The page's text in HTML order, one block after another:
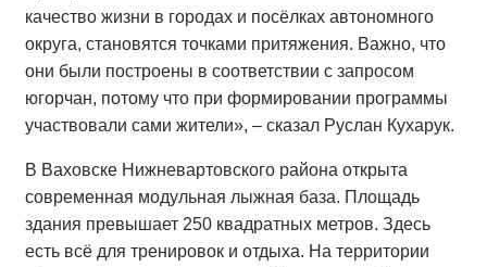
качество жизни в городах и посёлках автономного
округа, становятся точками притяжения. Важно, что
они были построены в соответствии с запросом
югорчан, потому что при формировании программы
участвовали сами жители», – сказал Руслан Кухарук.
В Ваховске Нижневартовского района открыта
современная модульная лыжная база. Площадь
здания превышает 250 квадратных метров. Здесь
есть всё для тренировок и отдыха. На территории